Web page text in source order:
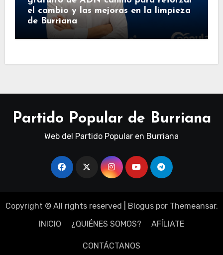
el cambio y las mejoras en la limpieza
de Burriana
Partido Popular de Burriana
Web del Partido Popular en Burriana
Copyright © All rights reserved Bloguspor Themeansar.
INICIO
¿QUIÉNES SOMOS? AFÍLIATE
CONTÁCTANOS